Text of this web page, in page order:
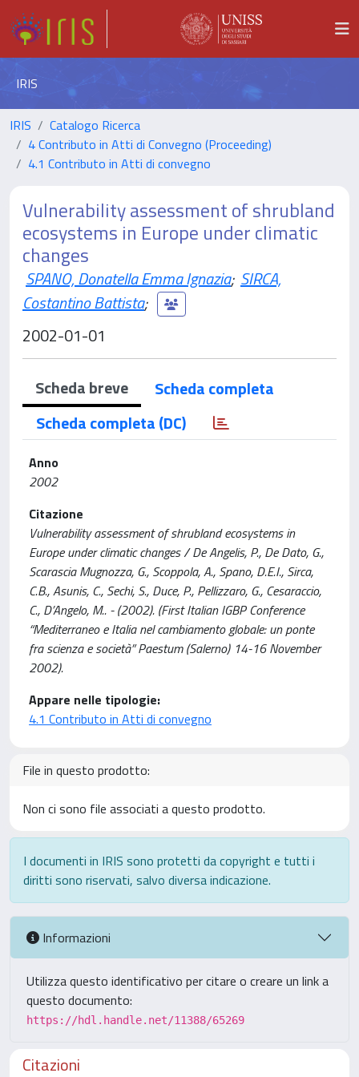
IRIS
IRIS
Catalogo Ricerca
4 Contributo in Atti di Convegno (Proceeding)
4.1 Contributo in Atti di convegno
Vulnerability assessment of shrubland
ecosystems in Europe under climatic
changes
SPANO, Donatella Emma Ignazia; SIRCA,
Costantino Battista;
2002-01-01
Scheda breve
Scheda completa
Scheda completa (DC)
Anno
2002
Citazione
Vulnerability assessment of shrubland ecosystems in
Europe under climatic changes / De Angelis, P., De Dato, G.,
Scarascia Mugnozza, G., Scoppola, A., Spano, D.E.I., Sirca,
C.B., Asunis, C., Sechi, S., Duce, P., Pellizzaro, G., Cesaraccio,
C., D’Angelo, M.. - (2002). (First Italian IGBP Conference
“Mediterraneo e Italia nel cambiamento globale: un ponte
fra scienza e società” Paestum (Salerno) 14-16 November
2002).
Appare nelle tipologie:
4.1 Contributo in Atti di convegno
File in questo prodotto:
Non ci sono file associati a questo prodotto.
I documenti in IRIS sono protetti da copyright e tutti i
diritti sono riservati, salvo diversa indicazione.
Informazioni
Utilizza questo identificativo per citare o creare un link a
questo documento:
https://hdl.handle.net/11388/65269
Citazioni